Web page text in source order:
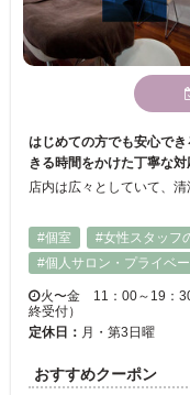
はじめての方でも安心で
きる時間をかけた丁寧な対
#個室
#女性スタッフ
#個人サロン・プライベ
火〜金 11：00～19：
終受付）
定休日： 月・第3日曜
おすすめクーポン